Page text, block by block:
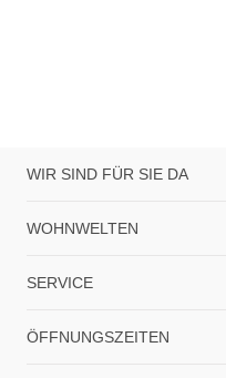
WIR SIND FÜR SIE DA
WOHNWELTEN
SERVICE
ÖFFNUNGSZEITEN